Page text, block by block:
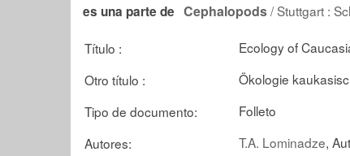
es una parte de Cephalopods/ Stuttgart :
Título :
Ecology of
Otro título :
Ökologie
Tipo de documento:
Folleto
Autores:
T.A. Lominadze,